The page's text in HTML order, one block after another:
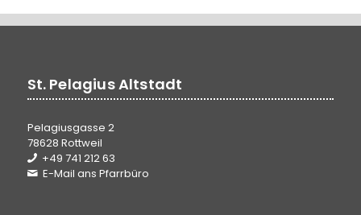
St. Pelagius Altstadt
Pelagiusgasse 2
78628 Rottweil
+49 741 212 63
E-Mail ans Pfarrbüro